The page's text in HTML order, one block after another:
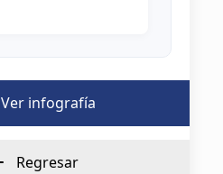
Ver infografía
Regresar